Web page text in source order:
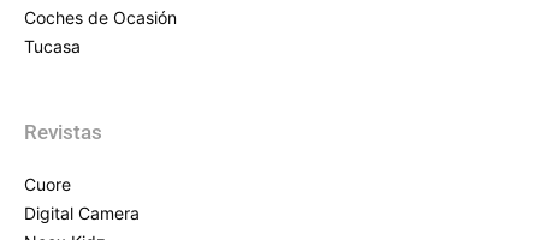
Coches de Ocasión
Tucasa
Revistas
Cuore
Digital Camera